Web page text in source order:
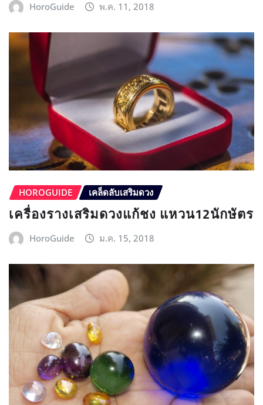
HoroGuide พ.ค. 11, 2018
HOROGUIDE เคล็ดลับเสริมดวง
เครื่องรางเสริมดวงแก้ชง แหวน12นักษัตร
HoroGuide ม.ค. 15, 2018